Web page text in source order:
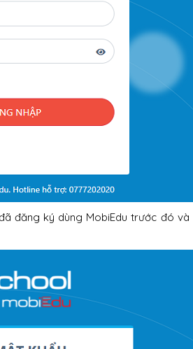
đăng ký dùng MobiEdu trước đó